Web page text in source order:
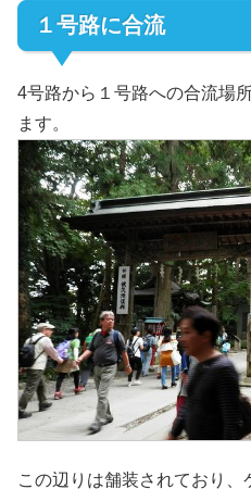
１号路に合流
4号路から１号路への合流場
ます。
この辺りは舗装されており